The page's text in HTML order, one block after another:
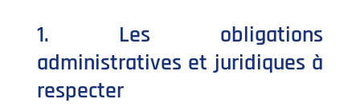
1. Les obligations
administratives et juridiques à
respecter